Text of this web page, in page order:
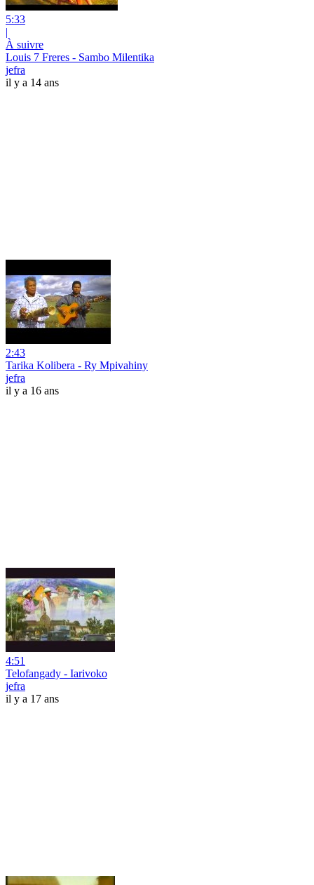
5:33
|
À suivre
Louis 7 Freres - Sambo Milentika
jefra
il y a 14 ans
2:43
Tarika Kolibera - Ry Mpivahiny
jefra
il y a 16 ans
4:51
Telofangady - Iarivoko
jefra
il y a 17 ans